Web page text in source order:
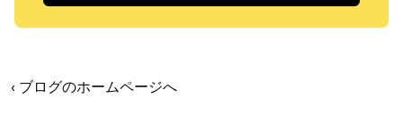
‹ ブログのホームページへ